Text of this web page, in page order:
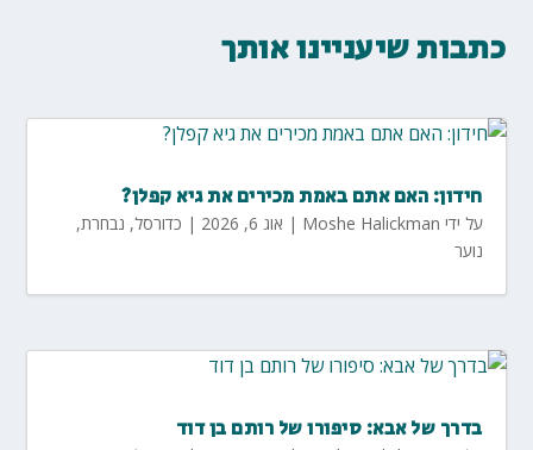
כתבות שיעניינו אותך
חידון: האם אתם באמת מכירים את גיא קפלן?
על ידי Moshe Halickman
| אוג 6, 2026 | כדורסל, נבחרת,
נוער
בדרך של אבא: סיפורו של רותם בן דוד